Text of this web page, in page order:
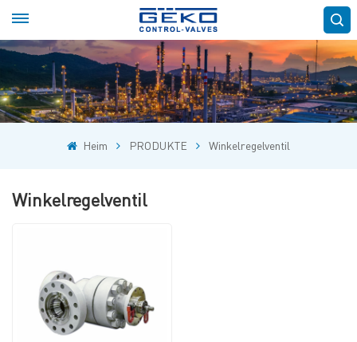
Heim PRODUKTE Winkelregelventil
Winkelregelventil